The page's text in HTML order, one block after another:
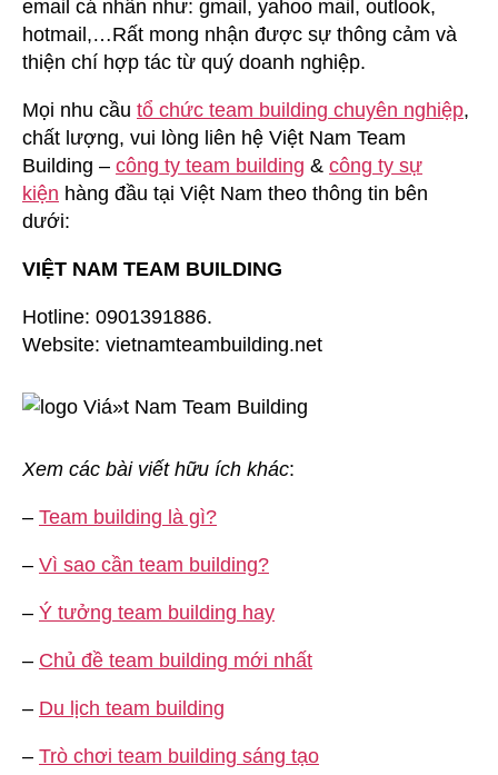
email cá nhân như: gmail, yahoo mail, outlook,
hotmail,…Rất mong nhận được sự thông cảm và
thiện chí hợp tác từ quý doanh nghiệp.
Mọi nhu cầu tổ chức team building chuyên nghiệp,
chất lượng, vui lòng liên hệ Việt Nam Team
Building – công ty team building & công ty sự
kiện hàng đầu tại Việt Nam theo thông tin bên
dưới:
VIỆT NAM TEAM BUILDING
Hotline: 0901391886.
Website: vietnamteambuilding.net
Xem các bài viết hữu ích khác:
– Team building là gì?
– Vì sao cần team building?
– Ý tưởng team building hay
– Chủ đề team building mới nhất
– Du lịch team building
– Trò chơi team building sáng tạo